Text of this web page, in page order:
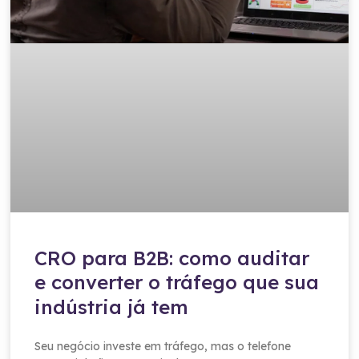
CRO para B2B: como auditar
e converter o tráfego que sua
indústria já tem
Seu negócio investe em tráfego, mas o telefone